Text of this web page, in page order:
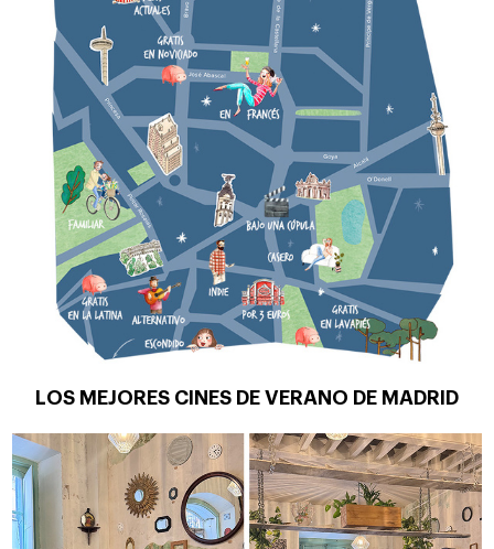
LOS MEJORES CINES DE VERANO DE MADRID